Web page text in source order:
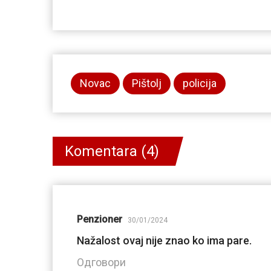
Novac Pištolj policija
Komentara (4)
Penzioner 30/01/2024
Nažalost ovaj nije znao ko ima pare.
Одговори